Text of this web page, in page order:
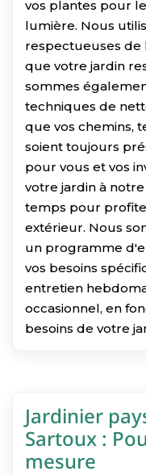
vos plantes pour
lumière. Nous
respectueuses de
que votre jardin
sommes
techniques de
que vos chemins,
soient toujours
pour vous et vos
votre jardin à
temps pour
extérieur. Nous
un programme
vos besoins
entretien
occasionnel, en
besoins de votre
Jardinier
Sartoux :
mesure